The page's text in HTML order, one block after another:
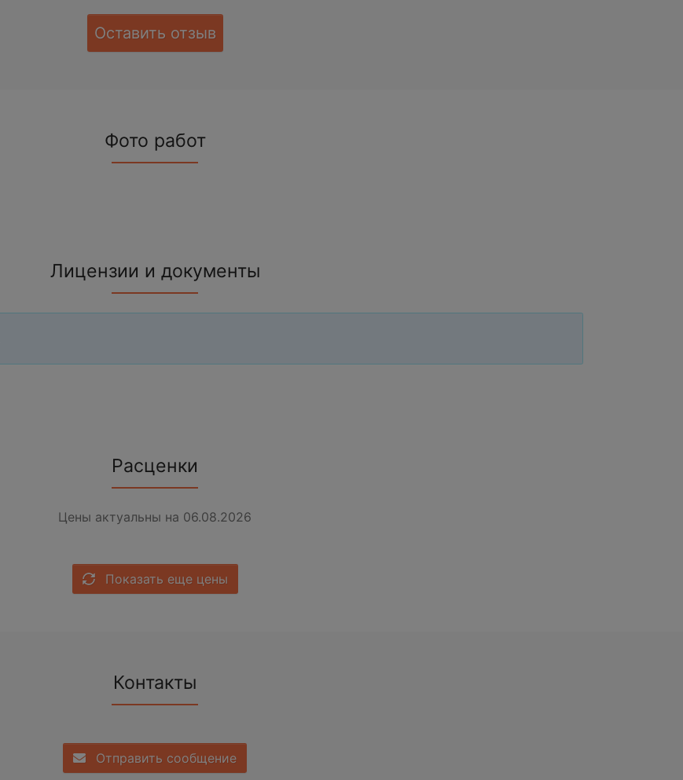
Оставить отзыв
Фото работ
Лицензии и документы
Расценки
Цены актуальны на 06.08.2026
Показать еще цены
Контакты
Отправить сообщение